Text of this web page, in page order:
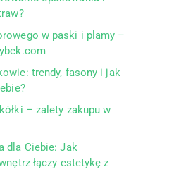
w paski i plamy –
trendy, fasony i jak
– zalety zakupu w
dla Ciebie: Jak
łączy estetykę z